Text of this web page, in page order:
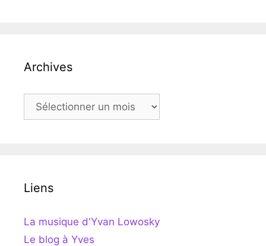
Archives
Archives
Liens
La musique d'Yvan Lowosky
Le blog à Yves